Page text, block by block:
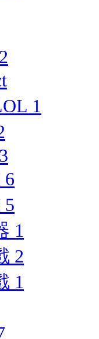
2
1
3
6
5
1
2
1